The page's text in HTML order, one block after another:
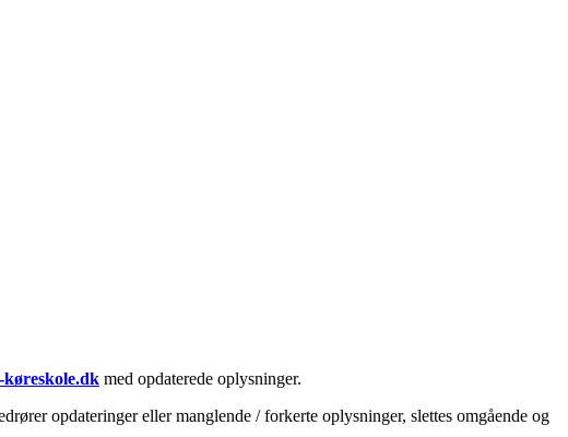
med opdaterede oplysninger.
opdateringer eller manglende / forkerte oplysninger, slettes omgående og